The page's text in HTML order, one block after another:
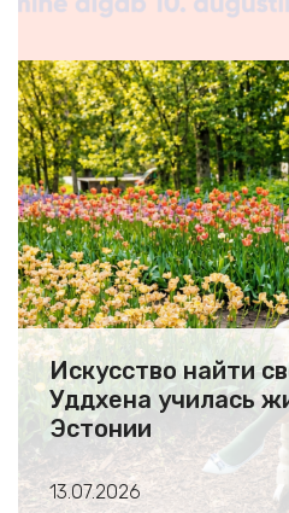
Искусство найти
Уддхена училась
Эстонии
13.07.2026